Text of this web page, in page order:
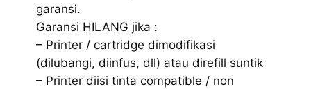
garansi.
Garansi HILANG jika :
– Printer / cartridge dimodifikasi
(dilubangi, diinfus, dll) atau direfill suntik
– Printer diisi tinta compatible / non